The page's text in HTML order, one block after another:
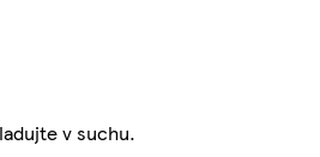
v suchu.